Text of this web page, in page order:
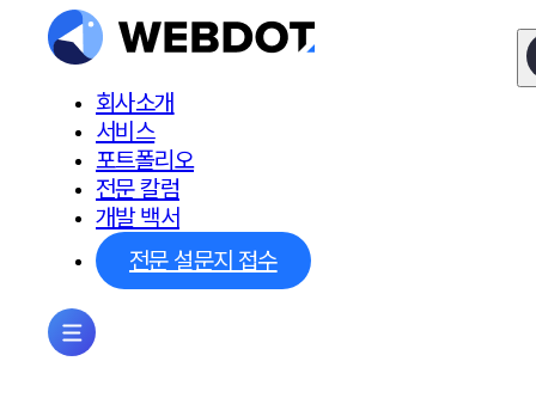
회사소개
서비스
포트폴리오
전문 칼럼
개발 백서
전문 설문지 접수